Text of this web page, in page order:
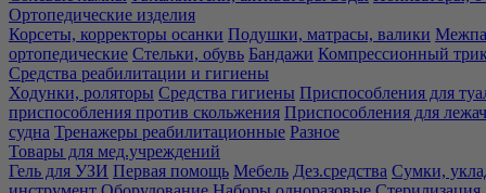
Ортопедические изделия
Корсеты, корректоры осанки Подушки, матрасы, валики
ортопедические Стельки, обувь Бандажи Компрессионный
Средства реабилитации и гигиены
Ходунки, роляторы Средства гигиены Приспособления для
приспособления против скольжения Приспособления для
судна Тренажеры реабилитационные Разное
Товары для мед.учреждений
Гель для УЗИ Первая помощь Мебель Дез.средства Сумки,